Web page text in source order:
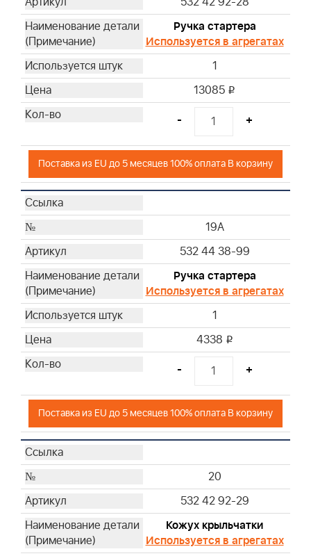
Ручка стартера
Используется в агрегатах
1
13085 i
- +
Поставка из EU до 5 месяцев 100% оплата В корзину
19A
532 44 38-99
Ручка стартера
Используется в агрегатах
1
4338 i
- +
Поставка из EU до 5 месяцев 100% оплата В корзину
20
532 42 92-29
Кожух крыльчатки
Используется в агрегатах